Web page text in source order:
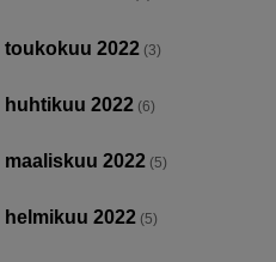
toukokuu 2022 (3)
huhtikuu 2022 (6)
maaliskuu 2022 (5)
helmikuu 2022 (5)